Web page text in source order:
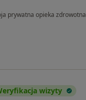
prywatna opieka zdrowotna
AK
wizyty